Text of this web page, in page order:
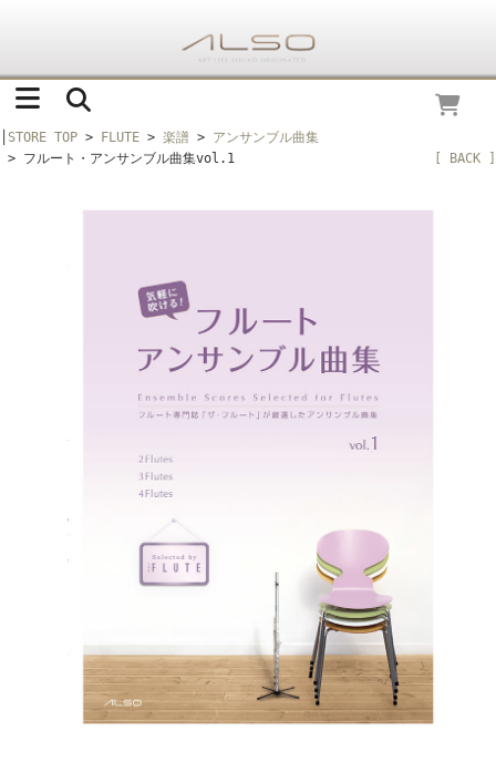
STORE TOP > FLUTE > 楽譜 > アンサンブル曲集
> フルート・アンサンブル曲集vol.1
[ BACK ]